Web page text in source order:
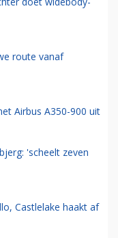
route vanaf
Airbus A350-900 uit
'scheelt zeven
Castlelake haakt af